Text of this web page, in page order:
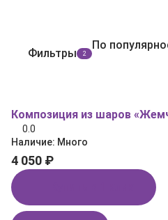
Фильтры 2
По
Композиция из шаров
0.0
Наличие: Много
4 050 ₽